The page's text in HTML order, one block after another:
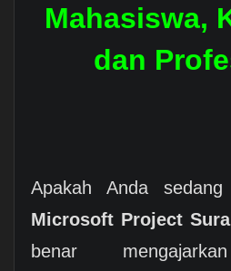
Mahasiswa,
dan
Apakah Anda
Microsoft Project
benar